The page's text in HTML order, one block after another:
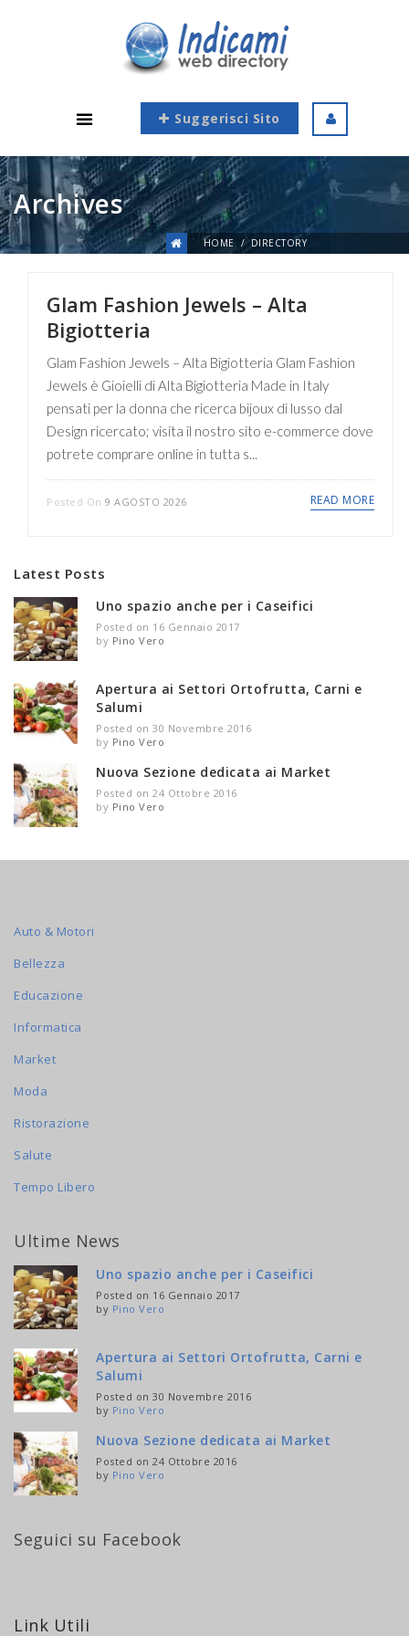
Suggerisci Sito
Archives
HOME DIRECTORY
Glam Fashion Jewels – Alta
Bigiotteria
Glam Fashion Jewels – Alta Bigiotteria Glam Fashion
Jewels è Gioielli di Alta Bigiotteria Made in Italy
pensati per la donna che ricerca bijoux di lusso dal
Design ricercato; visita il nostro sito e-commerce dove
potrete comprare online in tutta s...
Posted On 9 AGOSTO 2026 READ MORE
Latest Posts
Uno spazio anche per i Caseifici
Posted on 16 Gennaio 2017
by Pino Vero
Apertura ai Settori Ortofrutta, Carni e
Salumi
Posted on 30 Novembre 2016
by Pino Vero
Nuova Sezione dedicata ai Market
Posted on 24 Ottobre 2016
by Pino Vero
Auto & Motori
Bellezza
Educazione
Informatica
Market
Moda
Ristorazione
Salute
Tempo Libero
Ultime News
Uno spazio anche per i Caseifici
Posted on 16 Gennaio 2017
by Pino Vero
Apertura ai Settori Ortofrutta, Carni e
Salumi
Posted on 30 Novembre 2016
by Pino Vero
Nuova Sezione dedicata ai Market
Posted on 24 Ottobre 2016
by Pino Vero
Seguici su Facebook
Link Utili